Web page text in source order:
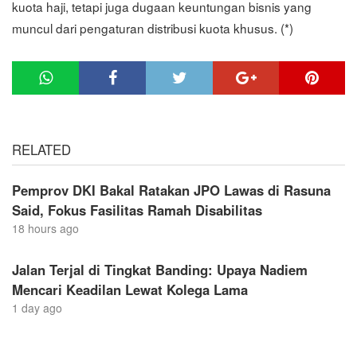
kuota haji, tetapi juga dugaan keuntungan bisnis yang
muncul dari pengaturan distribusi kuota khusus. (*)
RELATED
Pemprov DKI Bakal Ratakan JPO Lawas di Rasuna
Said, Fokus Fasilitas Ramah Disabilitas
18 hours ago
Jalan Terjal di Tingkat Banding: Upaya Nadiem
Mencari Keadilan Lewat Kolega Lama
1 day ago